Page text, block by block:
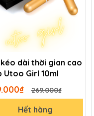
dài thời gian cao
Utoo Girl 10ml
269.000₫
Hết hàng